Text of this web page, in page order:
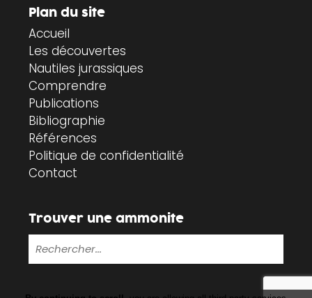
Plan du site
Accueil
Les découvertes
Nautiles jurassiques
Comprendre
Publications
Bibliographie
Références
Politique de confidentialité
Contact
Trouver une ammonite